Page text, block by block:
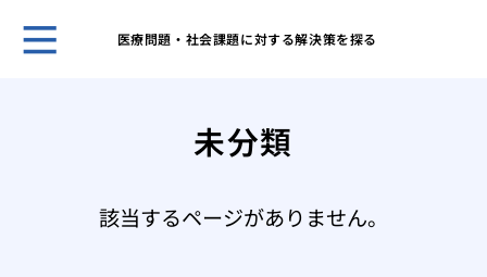
医療問題・社会課題に対する解決策を探る
未分類
該当するページがありません。